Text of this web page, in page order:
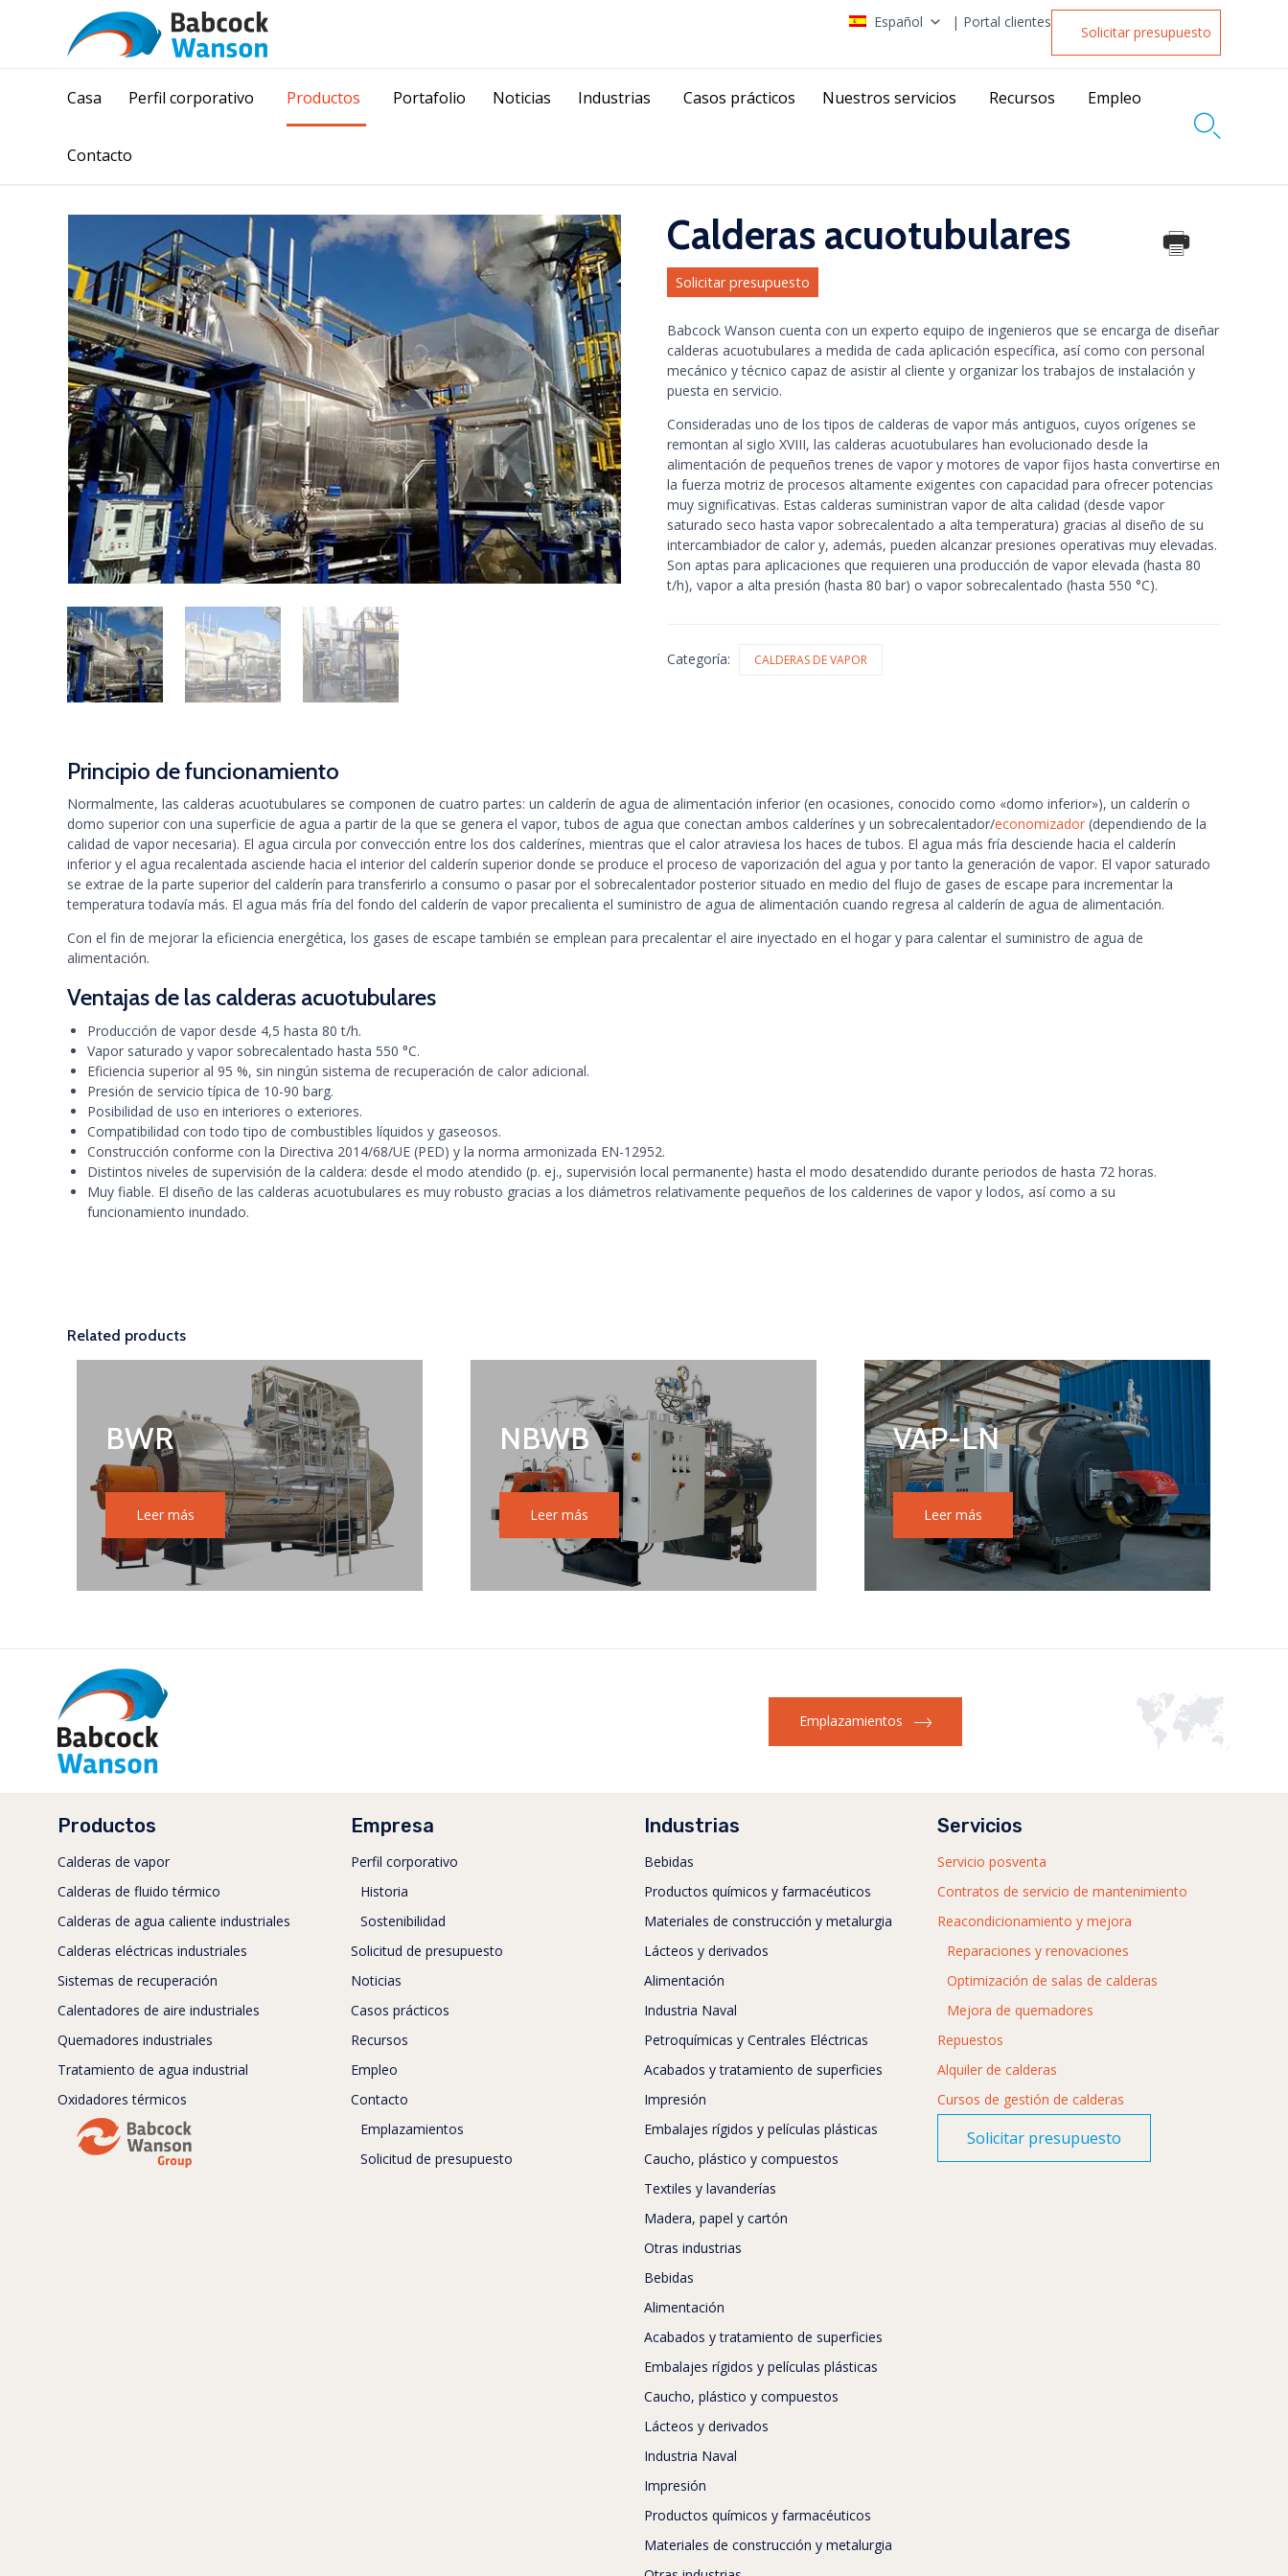
Español | Portal clientes
Solicitar presupuesto
to
Casa Perfil corporativo Productos Portafolio Noticias Industrias Casos prácticos Nuestros servicios Recursos Empleo
Contacto

Calderas acuotubulares
Solicitar presupuesto
Babcock Wanson cuenta con un experto equipo de ingenieros que se encarga de diseñar
calderas acuotubulares a medida de cada aplicación específica, así como con personal
mecánico y técnico capaz de asistir al cliente y organizar los trabajos de instalación y
puesta en servicio.
Consideradas uno de los tipos de calderas de vapor más antiguos, cuyos orígenes se
remontan al siglo XVIII, las calderas acuotubulares han evolucionado desde la
alimentación de pequeños trenes de vapor y motores de vapor fijos hasta convertirse en
la fuerza motriz de procesos altamente exigentes con capacidad para ofrecer potencias
muy significativas. Estas calderas suministran vapor de alta calidad (desde vapor
saturado seco hasta vapor sobrecalentado a alta temperatura) gracias al diseño de su
intercambiador de calor y, además, pueden alcanzar presiones operativas muy elevadas.
Son aptas para aplicaciones que requieren una producción de vapor elevada (hasta 80
t/h), vapor a alta presión (hasta 80 bar) o vapor sobrecalentado (hasta 550 °C).
Categoría: CALDERAS DE VAPOR
Principio de funcionamiento
Normalmente, las calderas acuotubulares se componen de cuatro partes: un calderín de agua de alimentación inferior (en ocasiones, conocido como «domo inferior»), un calderín o
domo superior con una superficie de agua a partir de la que se genera el vapor, tubos de agua que conectan ambos calderínes y un sobrecalentador/economizador (dependiendo de la
calidad de vapor necesaria). El agua circula por convección entre los dos calderínes, mientras que el calor atraviesa los haces de tubos. El agua más fría desciende hacia el calderín
inferior y el agua recalentada asciende hacia el interior del calderín superior donde se produce el proceso de vaporización del agua y por tanto la generación de vapor. El vapor saturado
se extrae de la parte superior del calderín para transferirlo a consumo o pasar por el sobrecalentador posterior situado en medio del flujo de gases de escape para incrementar la
temperatura todavía más. El agua más fría del fondo del calderín de vapor precalienta el suministro de agua de alimentación cuando regresa al calderín de agua de alimentación.
Con el fin de mejorar la eficiencia energética, los gases de escape también se emplean para precalentar el aire inyectado en el hogar y para calentar el suministro de agua de
alimentación.
Ventajas de las calderas acuotubulares
Producción de vapor desde 4,5 hasta 80 t/h.
Vapor saturado y vapor sobrecalentado hasta 550 °C.
Eficiencia superior al 95 %, sin ningún sistema de recuperación de calor adicional.
Presión de servicio típica de 10-90 barg.
Posibilidad de uso en interiores o exteriores.
Compatibilidad con todo tipo de combustibles líquidos y gaseosos.
Construcción conforme con la Directiva 2014/68/UE (PED) y la norma armonizada EN-12952.
Distintos niveles de supervisión de la caldera: desde el modo atendido (p. ej., supervisión local permanente) hasta el modo desatendido durante periodos de hasta 72 horas.
Muy fiable. El diseño de las calderas acuotubulares es muy robusto gracias a los diámetros relativamente pequeños de los calderines de vapor y lodos, así como a su
funcionamiento inundado.
Related products
Leer más
BWR
Leer más
NBWB
Leer más
VAP-LN
Emplazamientos
Productos
Calderas de vapor
Calderas de fluido térmico
Calderas de agua caliente industriales
Calderas eléctricas industriales
Sistemas de recuperación
Calentadores de aire industriales
Quemadores industriales
Tratamiento de agua industrial
Oxidadores térmicos
Empresa
Perfil corporativo
Historia
Sostenibilidad
Solicitud de presupuesto
Noticias
Casos prácticos
Recursos
Empleo
Contacto
Emplazamientos
Solicitud de presupuesto
Industrias
Bebidas
Productos químicos y farmacéuticos
Materiales de construcción y metalurgia
Lácteos y derivados
Alimentación
Industria Naval
Petroquímicas y Centrales Eléctricas
Acabados y tratamiento de superficies
Impresión
Embalajes rígidos y películas plásticas
Caucho, plástico y compuestos
Textiles y lavanderías
Madera, papel y cartón
Otras industrias
Bebidas
Alimentación
Acabados y tratamiento de superficies
Embalajes rígidos y películas plásticas
Caucho, plástico y compuestos
Lácteos y derivados
Industria Naval
Impresión
Productos químicos y farmacéuticos
Materiales de construcción y metalurgia
Servicios
Servicio posventa
Contratos de servicio de mantenimiento
Reacondicionamiento y mejora
Reparaciones y renovaciones
Optimización de salas de calderas
Mejora de quemadores
Repuestos
Alquiler de calderas
Cursos de gestión de calderas
Solicitar presupuesto